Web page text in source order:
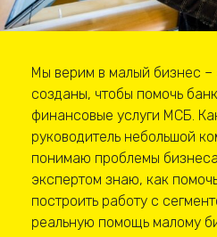
Мы верим в малый бизнес
созданы, чтобы помочь
финансовые услуги МСБ.
руководитель небольшой
понимаю проблемы
экспертом знаю, как
построить работу с
реальную помощь малому